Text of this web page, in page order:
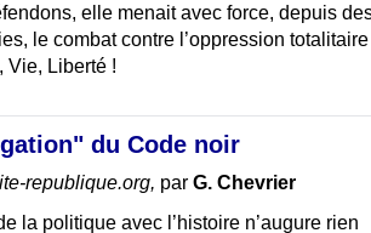
elle menait avec force, depuis
le combat contre l’oppression totalitaire
Vie, Liberté !
du Code noir
republique.org, par G. Chevrier
la politique avec l’histoire n’augure rien